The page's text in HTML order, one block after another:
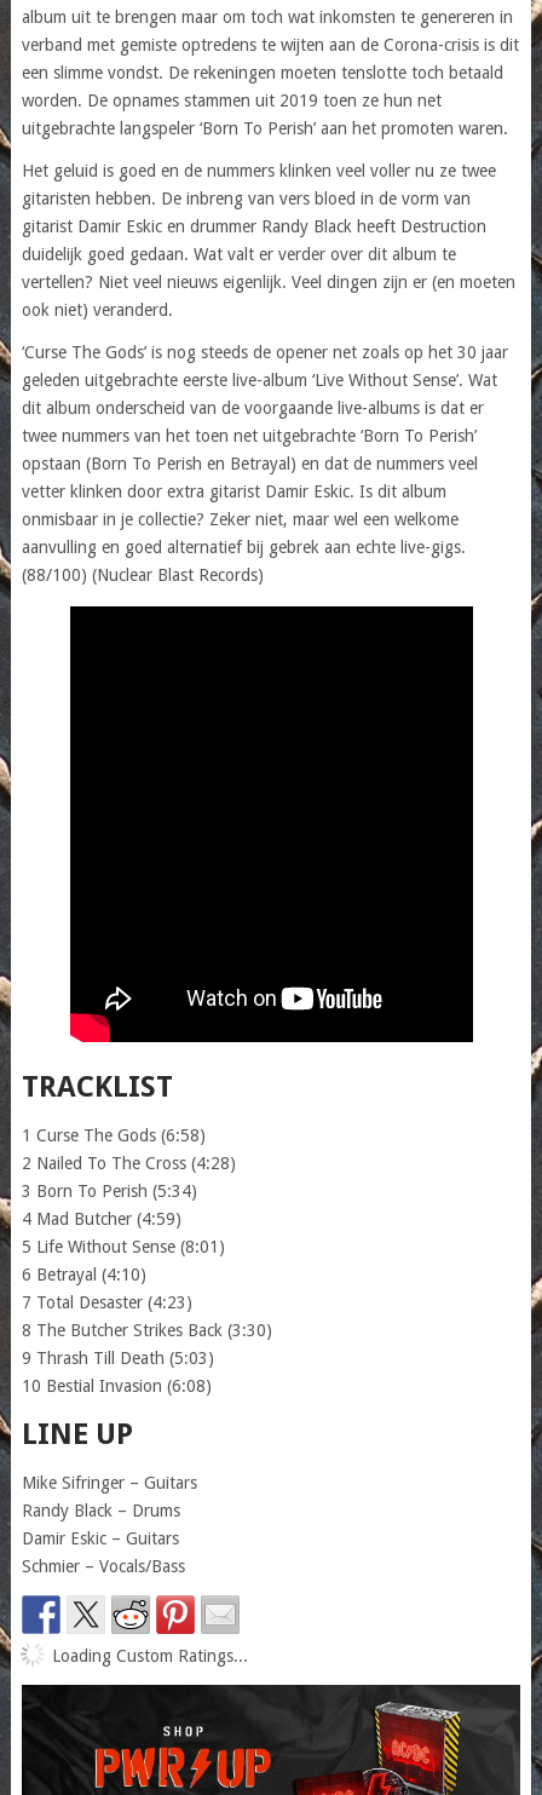
album uit te brengen maar om toch wat inkomsten te genereren in
verband met gemiste optredens te wijten aan de Corona-crisis is dit
een slimme vondst. De rekeningen moeten tenslotte toch betaald
worden. De opnames stammen uit 2019 toen ze hun net
uitgebrachte langspeler ‘Born To Perish’ aan het promoten waren.
Het geluid is goed en de nummers klinken veel voller nu ze twee
gitaristen hebben. De inbreng van vers bloed in de vorm van
gitarist Damir Eskic en drummer Randy Black heeft Destruction
duidelijk goed gedaan. Wat valt er verder over dit album te
vertellen? Niet veel nieuws eigenlijk. Veel dingen zijn er (en moeten
ook niet) veranderd.
‘Curse The Gods’ is nog steeds de opener net zoals op het 30 jaar
geleden uitgebrachte eerste live-album ‘Live Without Sense’. Wat
dit album onderscheid van de voorgaande live-albums is dat er
twee nummers van het toen net uitgebrachte ‘Born To Perish’
opstaan (Born To Perish en Betrayal) en dat de nummers veel
vetter klinken door extra gitarist Damir Eskic. Is dit album
onmisbaar in je collectie? Zeker niet, maar wel een welkome
aanvulling en goed alternatief bij gebrek aan echte live-gigs.
(88/100) (Nuclear Blast Records)
TRACKLIST
1 Curse The Gods (6:58)
2 Nailed To The Cross (4:28)
3 Born To Perish (5:34)
4 Mad Butcher (4:59)
5 Life Without Sense (8:01)
6 Betrayal (4:10)
7 Total Desaster (4:23)
8 The Butcher Strikes Back (3:30)
9 Thrash Till Death (5:03)
10 Bestial Invasion (6:08)
LINE UP
Mike Sifringer – Guitars
Randy Black – Drums
Damir Eskic – Guitars
Schmier – Vocals/Bass
Loading Custom Ratings...